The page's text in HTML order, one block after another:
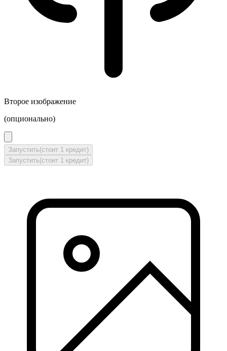
Второе изображение
(опционально)
Запустить(стоит 1 кредит)
Запустить(стоит 1 кредит)